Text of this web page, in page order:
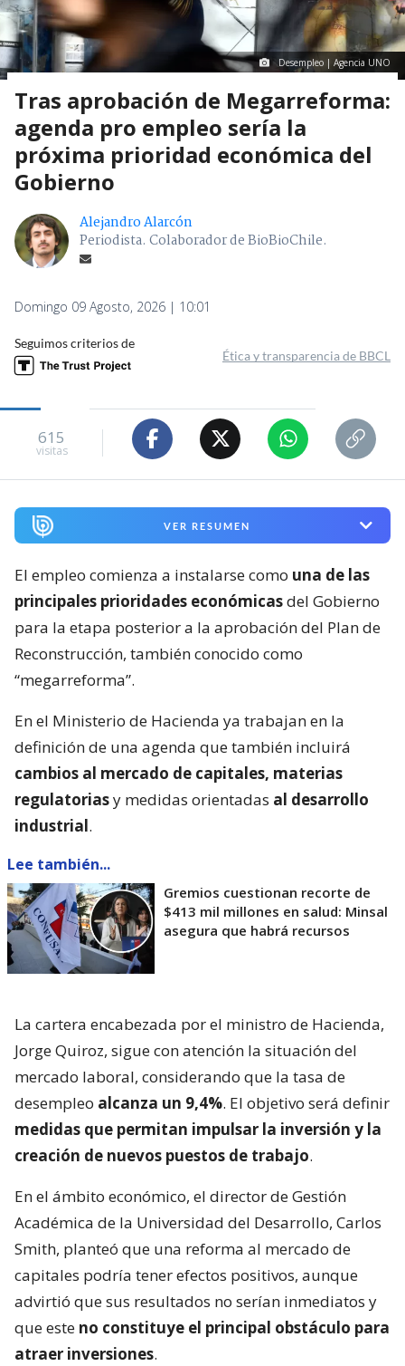
Desempleo | Agencia UNO
Tras aprobación de Megarreforma:
agenda pro empleo sería la
próxima prioridad económica del
Gobierno
Alejandro Alarcón
Periodista. Colaborador de BioBioChile.
Domingo 09 Agosto, 2026 | 10:01
Seguimos criterios de
Ética y transparencia de BBCL
615
visitas
VER RESUMEN
El empleo comienza a instalarse como una de las
principales prioridades económicasdel Gobierno
para la etapa posterior a la aprobación del Plan de
Reconstrucción, también conocido como
“megarreforma”.
En el Ministerio de Hacienda ya trabajan en la
definición de una agenda que también incluirá
cambios al mercado de capitales, materias
regulatoriasy medidas orientadas al desarrollo
industrial.
Lee también...
Gremios cuestionan recorte de
$413 mil millones en salud: Minsal
asegura que habrá recursos
La cartera encabezada por el ministro de Hacienda,
Jorge Quiroz, sigue con atención la situación del
mercado laboral, considerando que la tasa de
desempleo alcanza un 9,4%. El objetivo será definir
medidas que permitan impulsar la inversión y la
creación de nuevos puestos de trabajo.
En el ámbito económico, el director de Gestión
Académica de la Universidad del Desarrollo, Carlos
Smith, planteó que una reforma al mercado de
capitales podría tener efectos positivos, aunque
advirtió que sus resultados no serían inmediatos y
que este no constituye el principal obstáculo para
atraer inversiones.